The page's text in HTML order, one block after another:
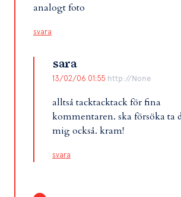
analogt foto
svara
sara
13/02/06 01:55 http://None
alltså tacktacktack för fina
kommentaren. ska försöka ta
mig också. kram!
svara